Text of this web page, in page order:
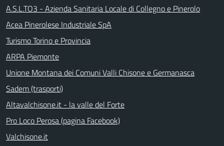
A.S.L.TO3 - Azienda Sanitaria Locale di Collegno e Pinerolo
Acea Pinerolese Industriale SpA
Turismo Torino e Provincia
ARPA Piemonte
Unione Montana dei Comuni Valli Chisone e Germanasca
Sadem (trasporti)
Altavalchisone.it - la valle del Forte
Pro Loco Perosa (pagina Facebook)
Valchisone.it